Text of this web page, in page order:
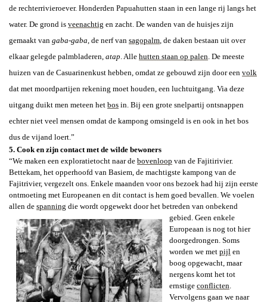
de rechterrivieroever. Honderden Papuahutten staan in een lange rij langs het
water. De grond is veenachtig en zacht. De wanden van de huisjes zijn
gemaakt van gaba-gaba , de nerf van sagopalm , de daken bestaan uit over
elkaar gelegde palmbladeren, atap . Alle hutten staan op palen De meeste
huizen van de Casuarinenkust hebben, omdat ze gebouwd zijn door een volk
dat met moordpartijen rekening moet houden, een luchtuitgang. Via deze
uitgang duikt men meteen het bos in. Bij een grote snelpartij ontsnappen
echter niet veel mensen omdat de kampong omsingeld is en ook in het bos
dus de vijand loert.”
5. Cook en zijn contact met de wilde bewoners
“We maken een exploratietocht naar de bovenloop van de Fajitirivier.
Bettekam, het opperhoofd van Basiem, de machtigste kampong van de
Fajitrivier, vergezelt ons. Enkele maanden voor ons bezoek had hij zijn eerste
ontmoeting met Europeanen en dit contact is hem goed bevallen. We voelen
allen de spanning die wordt opgewekt door het betreden van onbekend
gebied. Geen enkele
Europeaan is nog tot hier
doorgedrongen. Soms
worden we met pijl en
boog opgewacht, maar
nergens komt het tot
ernstige conflicten
Vervolgens gaan we naar